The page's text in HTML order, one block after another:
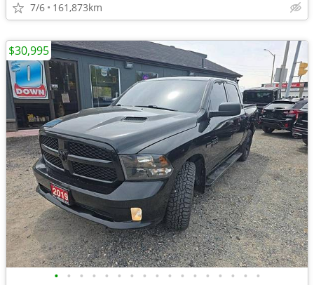
7/6 161,873km
• • • • • • • • • • • • • • • • •
$30,995